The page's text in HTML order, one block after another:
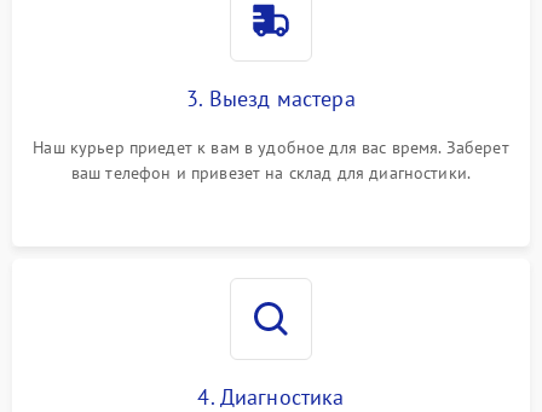
3. Выезд мастера
Наш курьер приедет к вам в удобное для вас время. Заберет
ваш телефон и привезет на склад для диагностики.
4. Диагностика